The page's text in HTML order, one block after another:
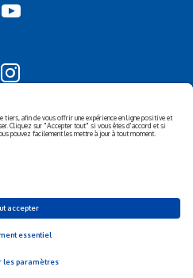
Politique de confidentialité
All rights reserved.